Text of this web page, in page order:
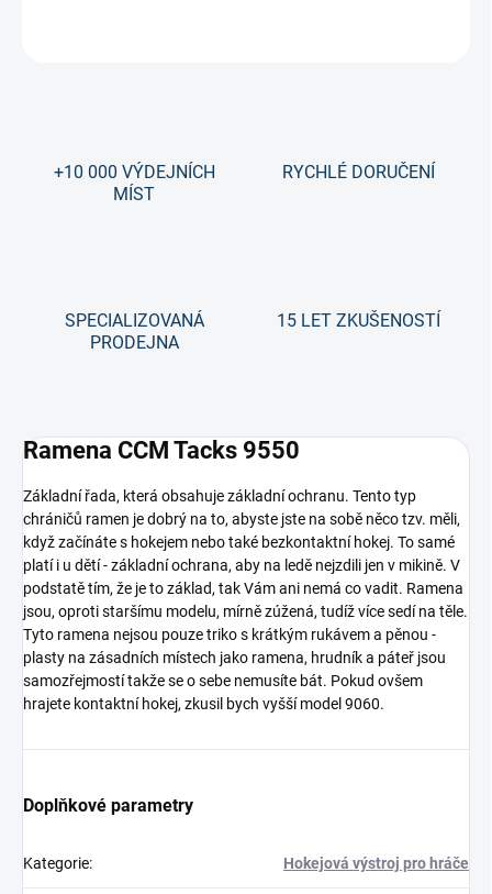
+10 000 VÝDEJNÍCH
MÍST
RYCHLÉ DORUČENÍ
SPECIALIZOVANÁ
PRODEJNA
15 LET ZKUŠENOSTÍ
Ramena CCM Tacks 9550
Základní řada, která obsahuje základní ochranu. Tento typ
chráničů ramen je dobrý na to, abyste jste na sobě něco tzv. měli,
když začínáte s hokejem nebo také bezkontaktní hokej. To samé
platí i u dětí - základní ochrana, aby na ledě nejzdili jen v mikině. V
podstatě tím, že je to základ, tak Vám ani nemá co vadit. Ramena
jsou, oproti staršímu modelu, mírně zúžená, tudíž více sedí na těle.
Tyto ramena nejsou pouze triko s krátkým rukávem a pěnou -
plasty na zásadních místech jako ramena, hrudník a páteř jsou
samozřejmostí takže se o sebe nemusíte bát. Pokud ovšem
hrajete kontaktní hokej, zkusil bych vyšší model 9060.
Doplňkové parametry
Kategorie: Hokejová výstroj pro hráče